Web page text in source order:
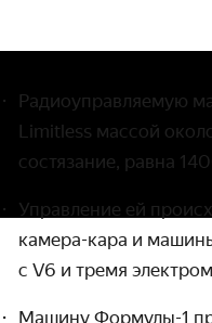
Радиоуправляемую
Limitless массой
состязание, равна
Управление ей
камера-кара и
с V6 и тремя
Машину Формулы-1